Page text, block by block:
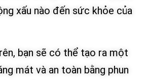
xấu nào đến sức khỏe của
bạn sẽ có thể tạo ra một
mát và an toàn bằng phun